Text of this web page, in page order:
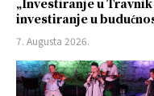
„Investiranje u Travnik
investiranje u
7. Augusta 2026.